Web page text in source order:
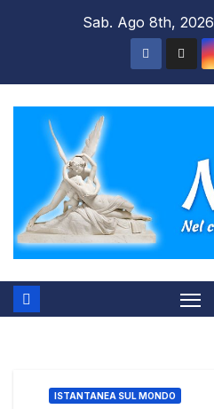
Sab. Ago 8th, 2026
ISTANTANEA SUL MONDO